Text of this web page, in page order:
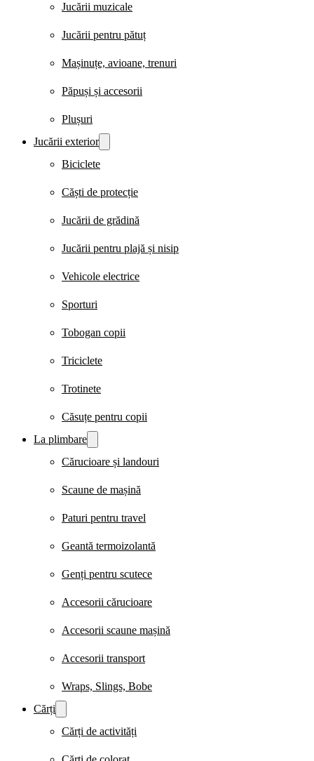
Jucării muzicale
Jucării pentru pătuț
Mașinuțe, avioane, trenuri
Păpuși și accesorii
Plușuri
Jucării exterior
Biciclete
Căști de protecție
Jucării de grădină
Jucării pentru plajă și nisip
Vehicole electrice
Sporturi
Tobogan copii
Triciclete
Trotinete
Căsuțe pentru copii
La plimbare
Cărucioare și landouri
Scaune de mașină
Paturi pentru travel
Geantă termoizolantă
Genți pentru scutece
Accesorii cărucioare
Accesorii scaune mașină
Accesorii transport
Wraps, Slings, Bobe
Cărți
Cărți de activități